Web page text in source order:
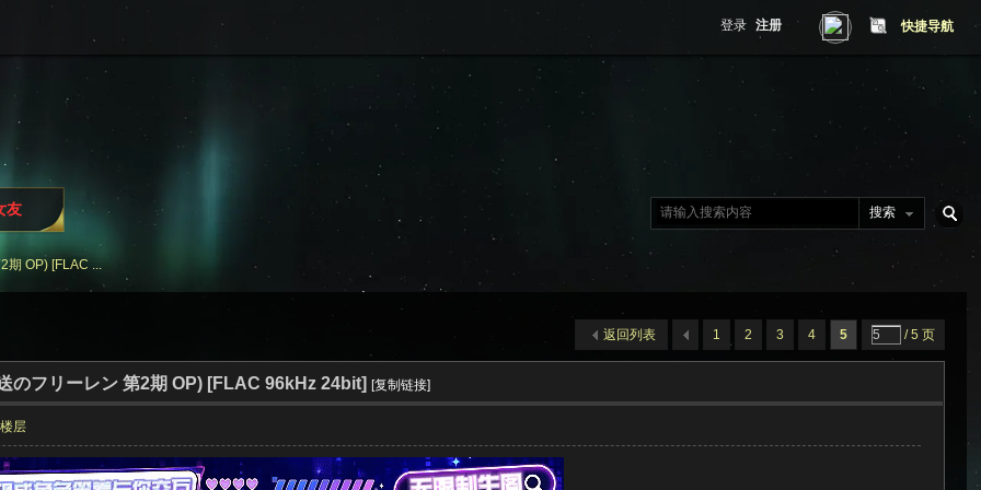
快捷导航
登录 注册
搜索
索
友
期 OP) [FLAC ...
1 2 3 4 5 / 5 页
返回列表
のフリーレン 第2期 OP) [FLAC 96kHz 24bit] [复制链接]
层